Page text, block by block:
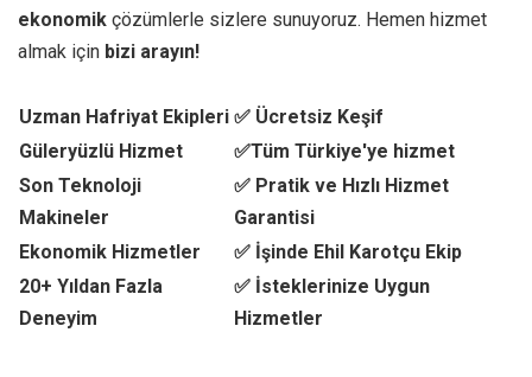
ekonomik çözümlerle sizlere sunuyoruz. Hemen hizmet
almak için bizi arayın!
Uzman Hafriyat Ekipleri ✅ Ücretsiz Keşif
Güleryüzlü Hizmet
✅Tüm Türkiye'ye hizmet
Son Teknoloji
Makineler
✅ Pratik ve Hızlı Hizmet
Garantisi
Ekonomik Hizmetler
✅ İşinde Ehil Karotçu Ekip
20+ Yıldan Fazla
Deneyim
✅ İsteklerinize Uygun
Hizmetler